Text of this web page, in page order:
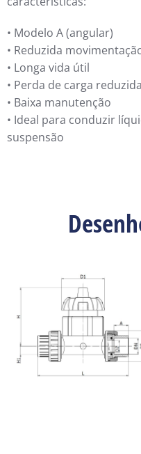
• Modelo A (angular)
• Reduzida
• Longa vida útil
• Perda de carga reduzida
• Baixa manutenção
• Ideal para conduzir
suspensão